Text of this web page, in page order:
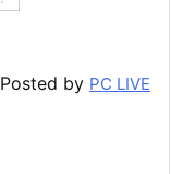
Posted by PC LIVE